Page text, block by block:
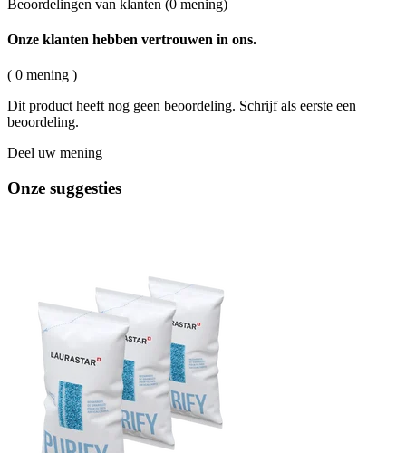
Beoordelingen van klanten (0 mening)
Onze klanten hebben vertrouwen in ons.
( 0 mening )
Dit product heeft nog geen beoordeling. Schrijf als eerste een
beoordeling.
Deel uw mening
Onze suggesties